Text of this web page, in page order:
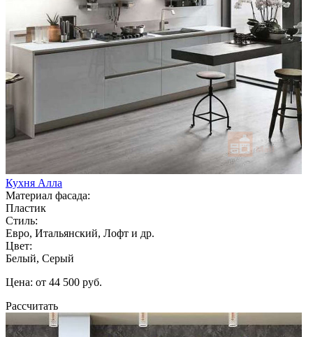
Кухня Алла
Материал фасада:
Пластик
Стиль:
Евро, Итальянский, Лофт и др.
Цвет:
Белый, Серый
Цена: от 44 500 руб.
Рассчитать